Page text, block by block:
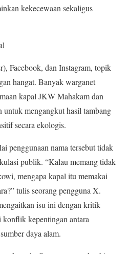
kekecewaan sekaligus
Facebook, dan Instagram, topik
hangat. Banyak warganet
kapal JKW Mahakam dan
mengangkut hasil tambang
secara ekologis.
penggunaan nama tersebut tidak
publik. “Kalau memang tidak
mengapa kapal itu memakai
tulis seorang pengguna X.
isu ini dengan kritik
kepentingan antara
daya alam.